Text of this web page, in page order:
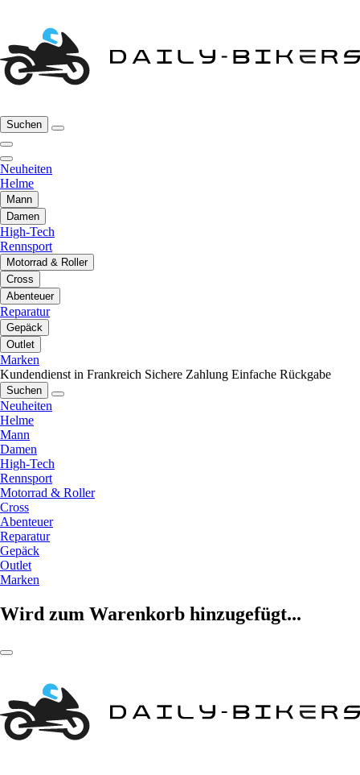
Suchen
Neuheiten
Helme
Mann
Damen
High-Tech
Rennsport
Motorrad & Roller
Cross
Abenteuer
Reparatur
Gepäck
Outlet
Marken
Kundendienst in Frankreich Sichere Zahlung Einfache Rückgabe
Suchen
Neuheiten
Helme
Mann
Damen
High-Tech
Rennsport
Motorrad & Roller
Cross
Abenteuer
Reparatur
Gepäck
Outlet
Marken
Wird zum Warenkorb hinzugefügt...